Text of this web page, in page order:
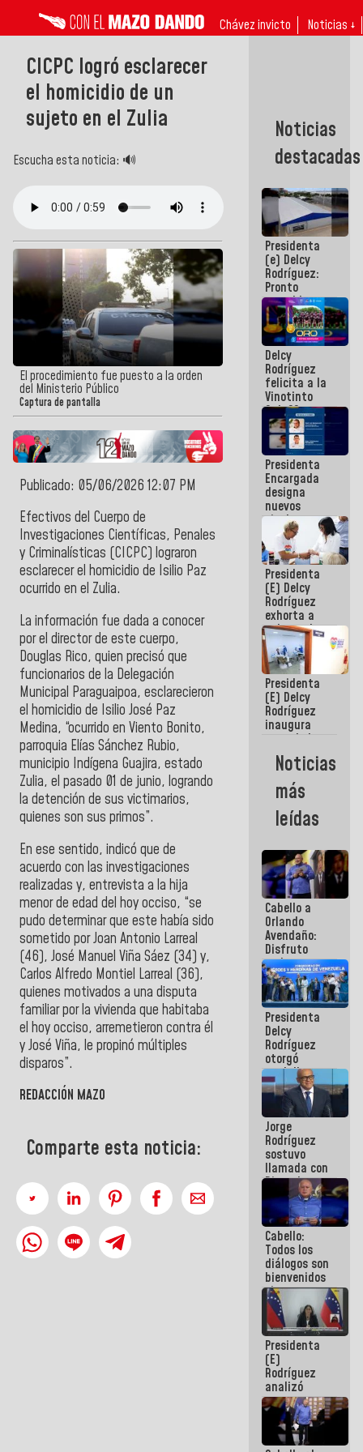
Chávez invicto Noticias ↓
CICPC logró esclarecer
el homicidio de un
sujeto en el Zulia
Escucha esta noticia: 🔊
El procedimiento fue puesto a la orden
del Ministerio Público
Captura de pantalla
Publicado: 05/06/2026 12:07 PM
Efectivos del Cuerpo de
Investigaciones Científicas, Penales
y Criminalísticas (CICPC) lograron
esclarecer el homicidio de Isilio Paz
ocurrido en el Zulia.
La información fue dada a conocer
por el director de este cuerpo,
Douglas Rico, quien precisó que
funcionarios de la Delegación
Municipal Paraguaipoa, esclarecieron
el homicidio de Isilio José Paz
Medina, “ocurrido en Viento Bonito,
parroquia Elías Sánchez Rubio,
municipio Indígena Guajira, estado
Zulia, el pasado 01 de junio, logrando
la detención de sus victimarios,
quienes son sus primos”.
En ese sentido, indicó que de
acuerdo con las investigaciones
realizadas y, entrevista a la hija
menor de edad del hoy occiso, “se
pudo determinar que este había sido
sometido por Joan Antonio Larreal
(46), José Manuel Viña Sáez (34) y,
Carlos Alfredo Montiel Larreal (36),
quienes motivados a una disputa
familiar por la vivienda que habitaba
el hoy occiso, arremetieron contra él
y José Viña, le propinó múltiples
disparos”.
REDACCIÓN MAZO
Comparte esta noticia:
Noticias
destacadas
Presidenta
(e) Delcy
Rodríguez:
Pronto
restableceremos
las
operaciones
en el
Aeropuerto
Internacional
de
Maiquetía
Delcy
Rodríguez
felicita a la
Vinotinto
Sub 20
campeona
frente
México Sub
23 en los
Centroamericanos
Presidenta
Encargada
designa
nuevos
titulares en
Viceministerio
de Energía
Eléctrica y
CORPOELEC
Presidenta
(E) Delcy
Rodríguez
exhorta a
gobernadores
y alcaldes a
edificar
casas para
abuelos
Presidenta
(E) Delcy
Rodríguez
inaugura
casa de los
Abuelos
Primavera
en Caracas
Noticias
más
leídas
Cabello a
Orlando
Avendaño:
Disfruto
cada vez
que escribes
porque lo
que haces
es
embarrarla
Presidenta
Delcy
Rodríguez
otorgó
medalla
"Héroe de
Venezuela"
a servidores
públicos
Jorge
Rodríguez
sostuvo
llamada con
Dinorah
Figuera y
acuerdan
primer
encuentro
presencial
para el
diálogo
Cabello:
Todos los
diálogos son
bienvenidos
siempre que
estén en el
marco de la
Constitución
de la
República
Presidenta
(E)
Rodríguez
analizó
junto a
gobernadores
planes de
recuperación